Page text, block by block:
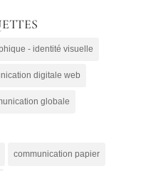
- identité visuelle
digitale web
globale
communication papier